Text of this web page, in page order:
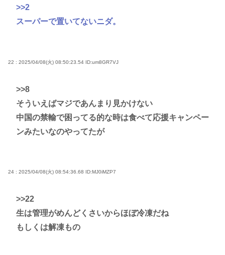
>>2
スーパーで置いてないニダ。
22 : 2025/04/08(火) 08:50:23.54 ID:um8GR7VJ
>>8
そういえばマジであんまり見かけない
中国の禁輸で困ってる的な時は食べて応援キャンペー
ンみたいなのやってたが
24 : 2025/04/08(火) 08:54:36.68 ID:MJ0iMZP7
>>22
生は管理がめんどくさいからほぼ冷凍だね
もしくは解凍もの